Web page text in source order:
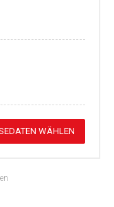
WÄHLEN